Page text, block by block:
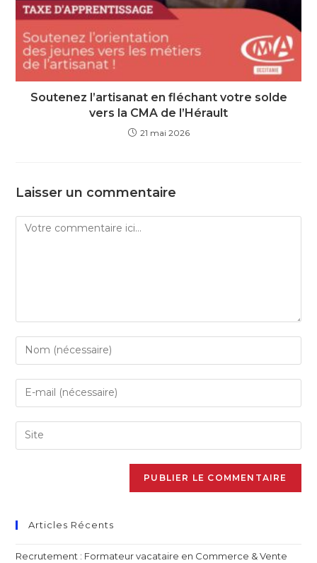
Soutenez l’artisanat en fléchant votre solde
vers la CMA de l’Hérault
21 mai 2026
Laisser un commentaire
Articles Récents
Recrutement : Formateur vacataire en Commerce & Vente